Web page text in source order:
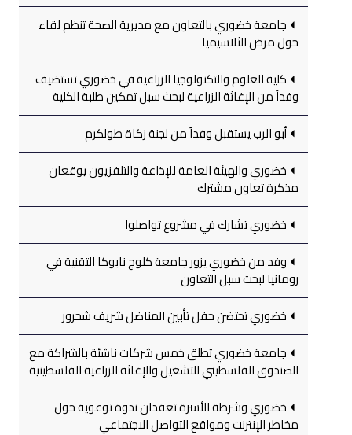
جامعة خضوري بالتعاون مع مديرية الصحة تنظم لقاء
حول مرض الثلاسيميا
كلية العلوم والتكنولوجيا الزراعية في خضوري تستضيف
وفداً من الإغاثة الزراعية لبحث سبل تمكين طلبة الكلية
أبو الرب يستقبل وفداً من لجنة زكاة طولكرم
خضوري والهيئة العامة للإذاعة والتلفزيون يوقعان
مذكرة تعاون مشترك
خضوري تشارك في مشروع تواصلوا
وفد من خضوري يزور جامعة كلوج نابوكا التقنية في
رومانيا لبحث سبل التعاون
خضوري تحتضن حفل تأبين المناضل شريف شحرور
جامعة خضوري تطلق خمس شركات ناشئة بالشراكة مع
الصندوق الفلسطيني للتشغيل والإغاثة الزراعية الفلسطينية
خضوري وشرطة الأسرة تعقدان ندوة توعوية حول
مخاطر الإنترنت ومواقع التواصل الاجتماعي